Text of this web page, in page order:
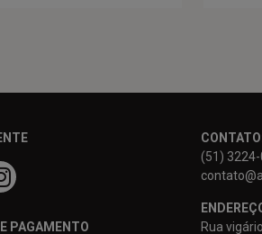
PAGAMENTO
(51)
Rua